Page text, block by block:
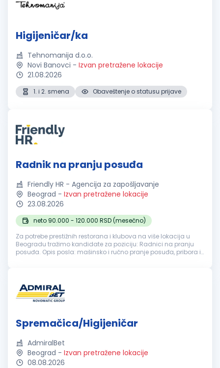
Higijeničar/ka
Tehnomanija d.o.o.
Novi Banovci - Izvan pretražene lokacije
21.08.2026
1. i 2. smena Obaveštenje o statusu prijave
Radnik na pranju posuđa
Friendly HR - Agencija za zapošljavanje
Beograd - Izvan pretražene lokacije
23.08.2026
neto 90.000 - 120.000 RSD (mesečno)
Za potrebe prestižnih restorana i klubova na više lokacija u
Beogradu tražimo kandidate za poziciju: Radnici na pranju
posuđa. Opis posla: mašinsko i ručno pranje posuđa, pribora i
Spremačica/Higijeničar
AdmiralBet
Beograd - Izvan pretražene lokacije
08.08.2026